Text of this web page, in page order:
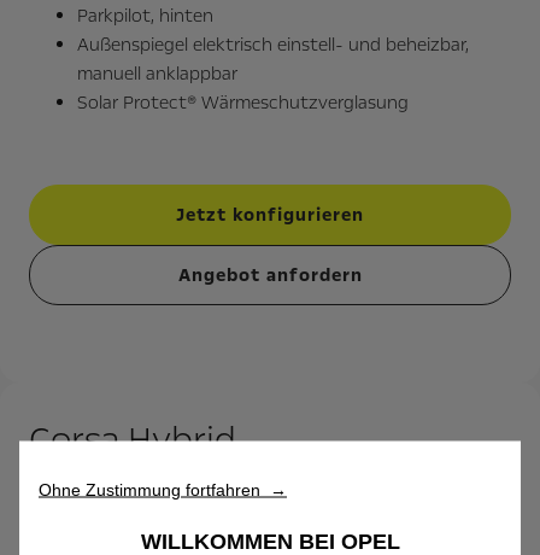
Parkpilot, hinten
Außenspiegel elektrisch einstell- und beheizbar,
manuell anklappbar
Solar Protect® Wärmeschutzverglasung
Jetzt konfigurieren
Angebot anfordern
Corsa Hybrid
ab€ 89/ Monat
Ohne Zustimmung fortfahren →
WILLKOMMEN BEI OPEL